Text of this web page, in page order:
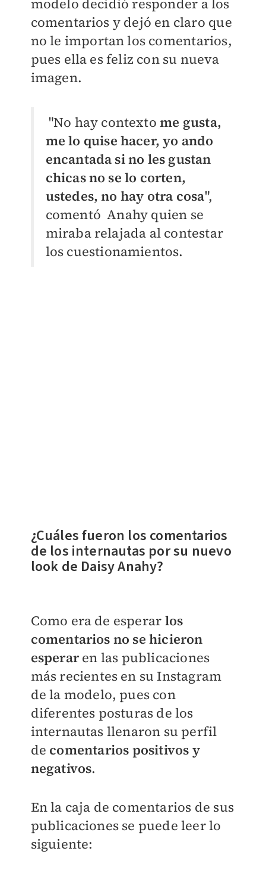
modelo decidió responder a los
comentarios y dejó en claro que
no le importan los comentarios,
pues ella es feliz con su nueva
imagen.
"No hay contextome gusta,
me lo quise hacer, yo ando
encantada si no les gustan
chicas no se lo corten,
ustedes, no hay otra cosa",
comentó Anahy quien se
miraba relajada al contestar
los cuestionamientos.
¿Cuáles fueron los comentarios
de los internautas por su nuevo
look de Daisy Anahy?
Como era de esperar los
comentarios no se hicieron
esperaren las publicaciones
más recientes en su Instagram
de la modelo, pues con
diferentes posturas de los
internautas llenaron su perfil
de comentarios positivos y
negativos.
En la caja de comentarios de sus
publicaciones se puede leer lo
siguiente: